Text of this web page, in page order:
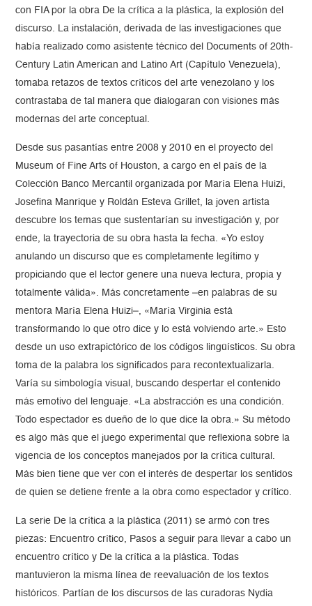
con FIA por la obra De la crítica a la plástica, la explosión del
discurso. La instalación, derivada de las investigaciones que
había realizado como asistente técnico del Documents of 20th-
Century Latin American and Latino Art (Capítulo Venezuela),
tomaba retazos de textos críticos del arte venezolano y los
contrastaba de tal manera que dialogaran con visiones más
modernas del arte conceptual.
Desde sus pasantías entre 2008 y 2010 en el proyecto del
Museum of Fine Arts of Houston, a cargo en el país de la
Colección Banco Mercantil organizada por María Elena Huizi,
Josefina Manrique y Roldán Esteva Grillet, la joven artista
descubre los temas que sustentarían su investigación y, por
ende, la trayectoria de su obra hasta la fecha. «Yo estoy
anulando un discurso que es completamente legítimo y
propiciando que el lector genere una nueva lectura, propia y
totalmente válida». Más concretamente –en palabras de su
mentora María Elena Huizi–, «María Virginia está
transformando lo que otro dice y lo está volviendo arte.» Esto
desde un uso extrapictórico de los códigos lingüísticos. Su obra
toma de la palabra los significados para recontextualizarla.
Varía su simbología visual, buscando despertar el contenido
más emotivo del lenguaje. «La abstracción es una condición.
Todo espectador es dueño de lo que dice la obra.» Su método
es algo más que el juego experimental que reflexiona sobre la
vigencia de los conceptos manejados por la crítica cultural.
Más bien tiene que ver con el interés de despertar los sentidos
de quien se detiene frente a la obra como espectador y crítico.
La serie De la crítica a la plástica (2011) se armó con tres
piezas: Encuentro crítico, Pasos a seguir para llevar a cabo un
encuentro crítico y De la crítica a la plástica. Todas
mantuvieron la misma línea de reevaluación de los textos
históricos. Partían de los discursos de las curadoras Nydia